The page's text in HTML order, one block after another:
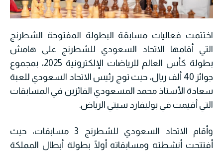
اختتمت فعاليات مسابقة البطولة المفتوحة الشطرنج
التي أقامها الاتحاد السعودي للشطرنج على هامش
بطولة كأس العالم للرياضات الإلكترونية 2025، بمجموع
جوائز 40 ألف ريال، حيث توج رئيس الاتحاد السعودي للعبة
سعادة الأستاذ محمد المسعودي الفائزين في المسابقات
التي أقيمت في بوليفارد سيتي الرياض.
وأقام الاتحاد السعودي للشطرنج 3 مسابقات، حيث
أفتتحت أنشطته ومسابقاته أولًا بطولة أبطال المملكة